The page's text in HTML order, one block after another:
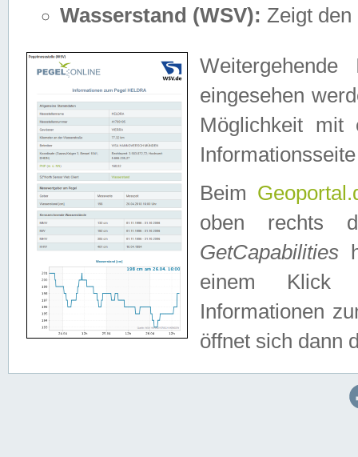
Wasserstand (WSV): Zeigt den
eingesehen
Möglichkeit mit
Beim
oben rechts
GetCapabilities
einem Klick
Informationen
öffnet sich dann